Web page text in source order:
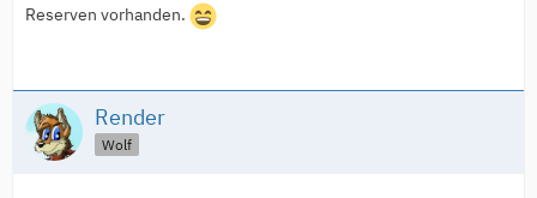
Reserven vorhanden.
Render
Wolf